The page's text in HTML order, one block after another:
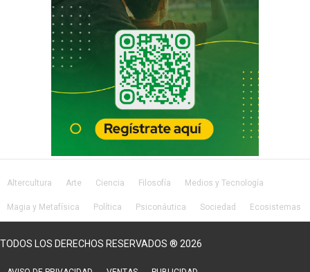
Altercultura Arte Ciencia Filosofía Medios y Tecnología
Magia y Metafísica Política Psiconáutica Sociedad Ecosistemas
TODOS LOS DERECHOS RESERVADOS ® 2026